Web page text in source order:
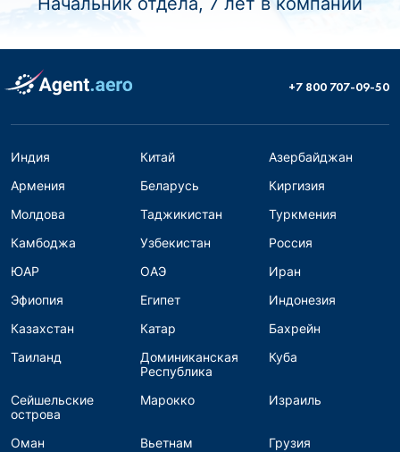
+7 800 707-09-50
Индия Китай
Азербайджан
Армения
Беларусь
Киргизия
Молдова
Таджикистан
Туркмения
Камбоджа
Узбекистан
Россия
ЮАР
ОАЭ
Иран
Эфиопия
Египет
Индонезия
Казахстан
Катар
Бахрейн
Таиланд
Доминиканская
Республика
Куба
Сейшельские
острова
Марокко Израиль
Оман Вьетнам
Грузия